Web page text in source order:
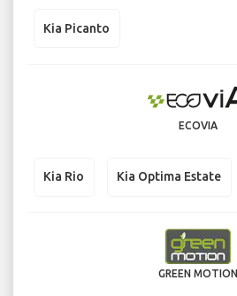
Kia Picanto
ECOVIA
Kia Rio Kia Optima Estate
GREEN MOTION